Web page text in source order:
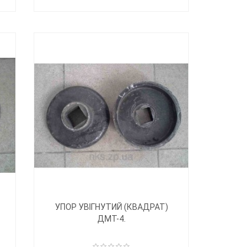
УПОР УВІГНУТИЙ (КВАДРАТ)
ДМТ-4.